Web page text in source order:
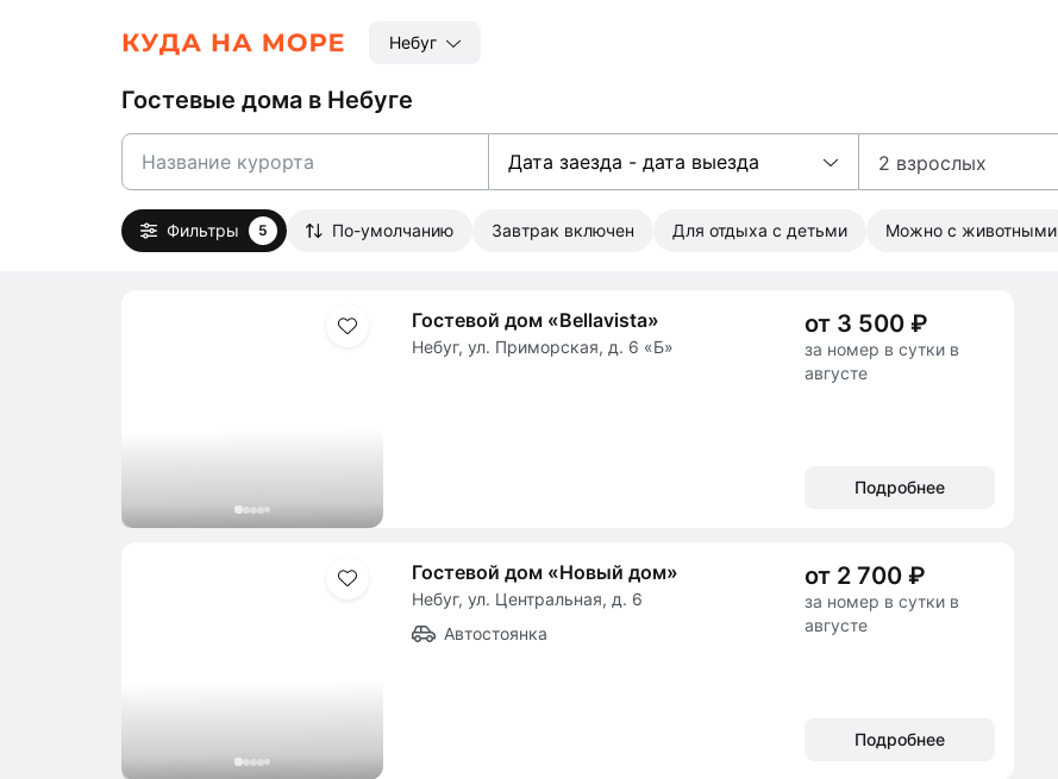
Небуг
Гостевые дома в Небуге
Дата заезда - дата выезда 2 взрослых
Фильтры 5 По-умолчанию Завтрак включен Для отдыха с детьми Можно с животными
Гостевой дом «Bellavista»
Небуг, ул. Приморская, д. 6 «Б»
от 3 500 ₽
за номер в сутки в
августе
Подробнее
Гостевой дом «Новый дом»
Небуг, ул. Центральная, д. 6
Автостоянка
от 2 700 ₽
за номер в сутки в
августе
Подробнее